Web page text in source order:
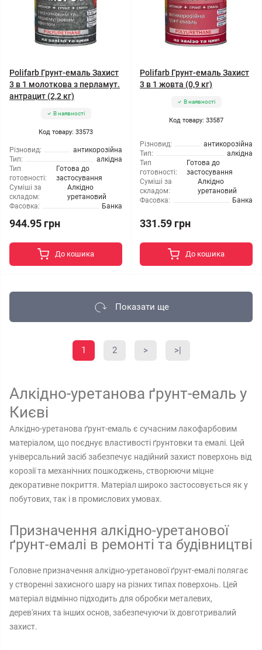
Polifarb Грунт-емаль Захист
3 в 1 молоткова з перламут.
антрацит (2,2 кг)
В наявності
Код товару: 33573
Різновид:
антикорозійна
Тип:
алкідна
Тип
готовності:
Готова до
застосування
Суміші за
складом:
Алкідно
уретановий
Фасовка:
Банка
944.95 грн
До кошика
Polifarb Грунт-емаль Захист
3 в 1 жовта (0,9 кг)
В наявності
Код товару: 33587
Різновид:
антикорозійна
Тип:
алкідна
Тип
готовності:
Готова до
застосування
Суміші за
складом:
Алкідно
уретановий
Фасовка:
Банка
331.59 грн
До кошика
Показати ще
1 2 > >|
Алкідно-уретанова ґрунт-емаль у
Києві
Алкідно-уретанова ґрунт-емаль є сучасним лакофарбовим
матеріалом, що поєднує властивості ґрунтовки та емалі. Цей
універсальний засіб забезпечує надійний захист поверхонь від
корозії та механічних пошкоджень, створюючи міцне
декоративне покриття. Матеріал широко застосовується як у
побутових, так і в промислових умовах.
Призначення алкідно-уретанової
ґрунт-емалі в ремонті та будівництві
Головне призначення алкідно-уретанової ґрунт-емалі полягає
у створенні захисного шару на різних типах поверхонь. Цей
матеріал відмінно підходить для обробки металевих,
дерев'яних та інших основ, забезпечуючи їх довготривалий
захист.